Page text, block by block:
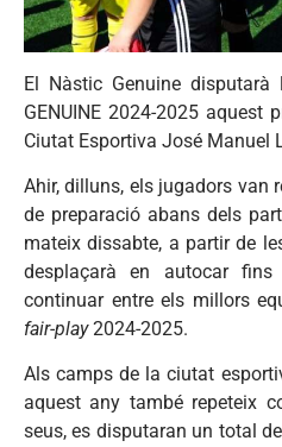
El Nàstic Genuine
GENUINE 2024-2025 aquest
Ciutat Esportiva José Manuel
Ahir, dilluns, els jugadors van
de preparació abans dels
mateix dissabte, a partir de
desplaçarà en autocar
continuar entre els millors
fair-play2024-2025.
Als camps de la ciutat
aquest any també repeteix
seus, es disputaran un total